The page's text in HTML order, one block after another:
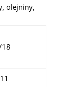
olejniny,
18